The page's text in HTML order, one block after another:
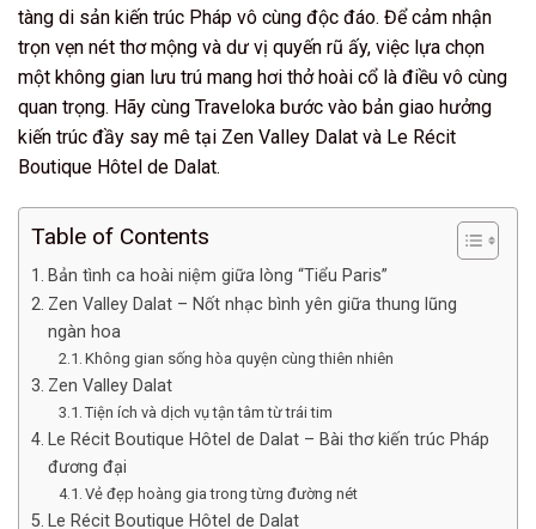
tàng di sản kiến trúc Pháp vô cùng độc đáo. Để cảm nhận
trọn vẹn nét thơ mộng và dư vị quyến rũ ấy, việc lựa chọn
một không gian lưu trú mang hơi thở hoài cổ là điều vô cùng
quan trọng. Hãy cùng Traveloka bước vào bản giao hưởng
kiến trúc đầy say mê tại Zen Valley Dalat và Le Récit
Boutique Hôtel de Dalat.
Table of Contents
Bản tình ca hoài niệm giữa lòng “Tiểu Paris”
Zen Valley Dalat – Nốt nhạc bình yên giữa thung lũng
ngàn hoa
Không gian sống hòa quyện cùng thiên nhiên
Zen Valley Dalat
Tiện ích và dịch vụ tận tâm từ trái tim
Le Récit Boutique Hôtel de Dalat – Bài thơ kiến trúc Pháp
đương đại
Vẻ đẹp hoàng gia trong từng đường nét
Le Récit Boutique Hôtel de Dalat